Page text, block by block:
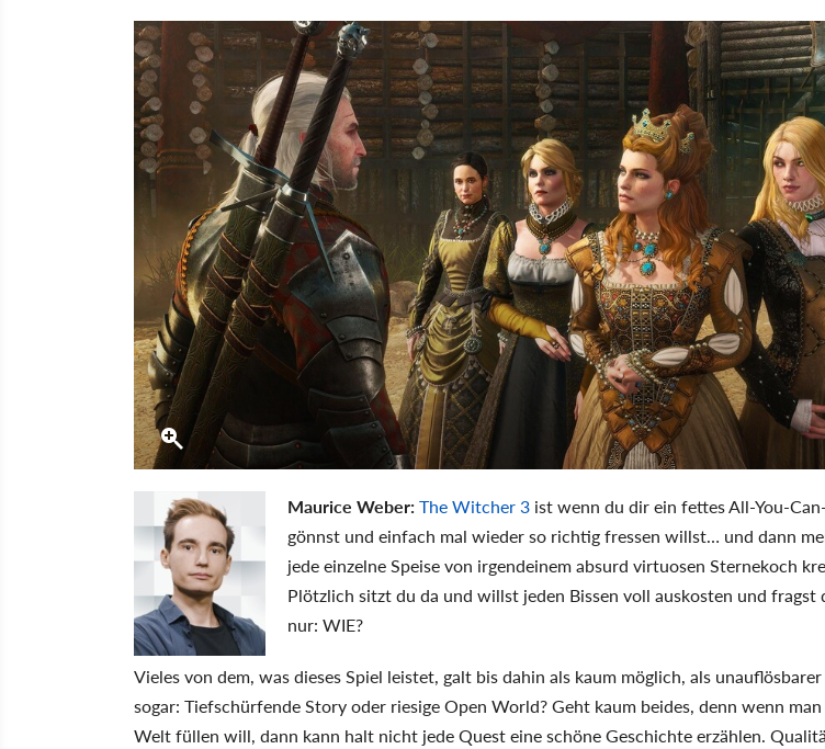
Maurice Weber:The Witcher 3 ist wenn du dir ein fettes All-You-
gönnst und einfach mal wieder so richtig fressen willst… und dann
jede einzelne Speise von irgendeinem absurd virtuosen Sternekoch
Plötzlich sitzt du da und willst jeden Bissen voll auskosten und fragst
nur: WIE?
Vieles von dem, was dieses Spiel leistet, galt bis dahin als kaum möglich, als
sogar: Tiefschürfende Story oder riesige Open World? Geht kaum beides, denn wenn
Welt füllen will, dann kann halt nicht jede Quest eine schöne Geschichte erzählen.